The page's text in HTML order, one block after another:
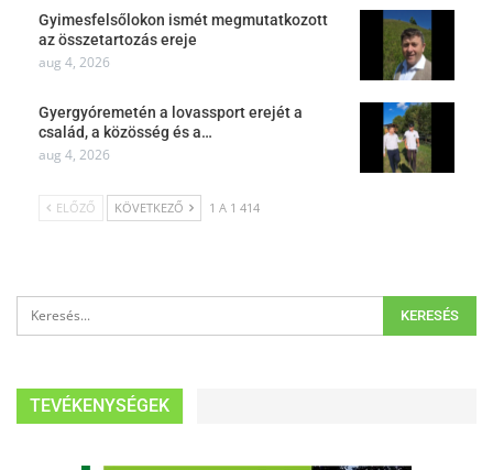
Gyimesfelsőlokon ismét megmutatkozott
az összetartozás ereje
aug 4, 2026
Gyergyóremetén a lovassport erejét a
család, a közösség és a…
aug 4, 2026
ELŐZŐ KÖVETKEZŐ 1 A 1 414
TEVÉKENYSÉGEK